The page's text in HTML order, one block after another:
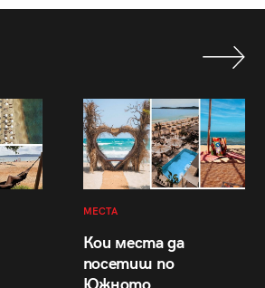
МЕСТА
Кои места да
посетиш по